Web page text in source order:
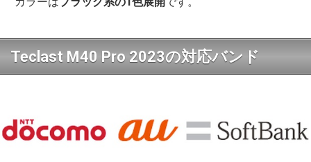
Teclast M40 Pro 2023の対応バンド